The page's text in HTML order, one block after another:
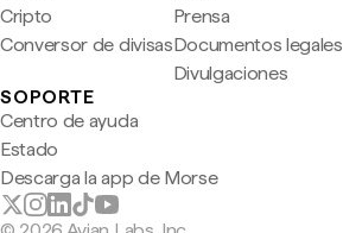
Cripto
Conversor de divisas
Prensa
Documentos legales
Divulgaciones
SOPORTE
Centro de ayuda
Estado
Descarga la app de Morse